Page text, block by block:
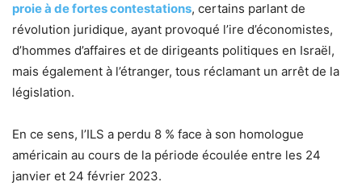
proie à de fortes contestations, certains parlant de
révolution juridique, ayant provoqué l’ire d’économistes,
d’hommes d’affaires et de dirigeants politiques en Israël,
mais également à l’étranger, tous réclamant un arrêt de la
législation.
En ce sens, l’ILS a perdu 8 % face à son homologue
américain au cours de la période écoulée entre les 24
janvier et 24 février 2023.